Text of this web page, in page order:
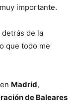
importante.
de la
que todo me
Madrid,
de Baleares